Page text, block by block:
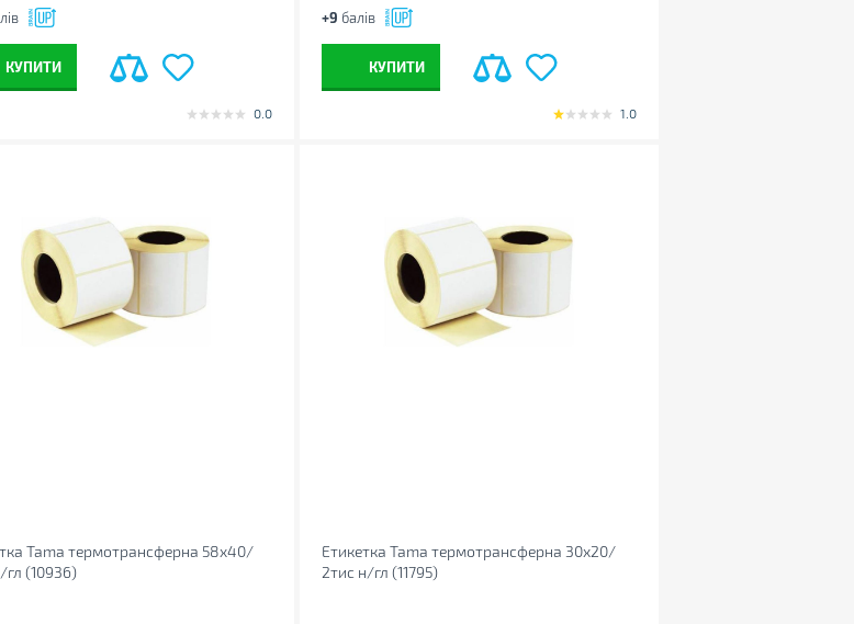
КУПИТИ
0.0
+9 балів
КУПИТИ
1.0
Tama термотрансферна 58x40/
гл (10936)
Етикетка Tama термотрансферна 30x20/
2тис н/гл (11795)